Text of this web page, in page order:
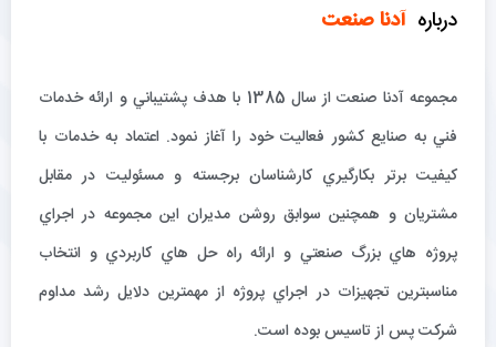
درباره آدنا صنعت
مجموعه آدنا صنعت از سال 1385 با هدف پشتيباني و ارائه خدمات
فني به صنايع كشور فعاليت خود را آغاز نمود. اعتماد به خدمات با
كيفيت برتر بكارگيري كارشناسان برجسته و مسئوليت در مقابل
مشتريان و همچنين سوابق روشن مديران اين مجموعه در اجراي
پروژه هاي بزرگ صنعتي و ارائه راه حل هاي كاربردي و انتخاب
مناسبترين تجهيزات در اجراي پروژه از مهمترين دلايل رشد مداوم
شركت پس از تاسيس بوده است.